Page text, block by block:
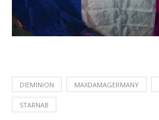
DIEMINION MAXDAMAGERMANY
STARNAB